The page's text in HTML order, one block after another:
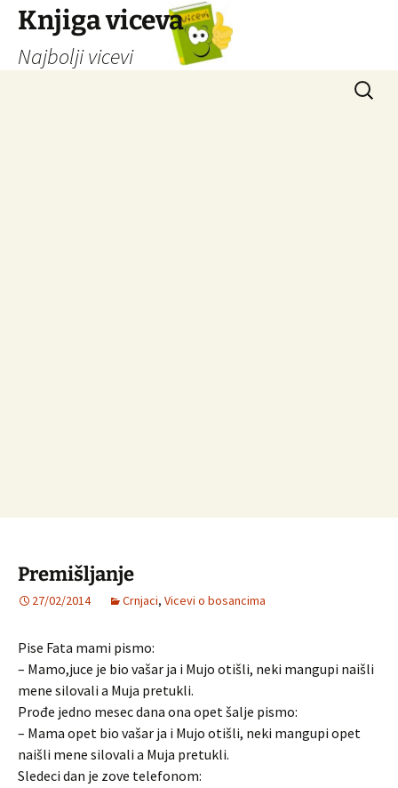
Knjiga viceva
Najbolji vicevi
Premišljanje
27/02/2014 Crnjaci, Vicevi o bosancima
Pise Fata mami pismo:
– Mamo,juce je bio vašar ja i Mujo otišli, neki mangupi naišli
mene silovali a Muja pretukli.
Prođe jedno mesec dana ona opet šalje pismo:
– Mama opet bio vašar ja i Mujo otišli, neki mangupi opet
naišli mene silovali a Muja pretukli.
Sledeci dan je zove telefonom: